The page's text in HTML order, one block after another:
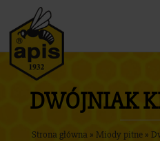
Oferta
O firmie
Nasze produkty
DWÓJNIAK
Strona główna » Miody pitne »